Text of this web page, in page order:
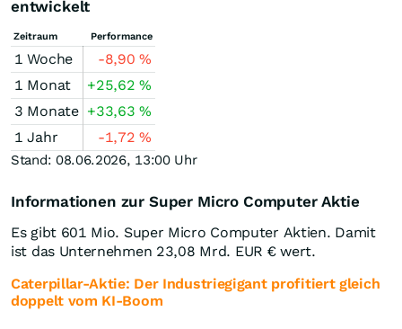
entwickelt
Zeitraum Performance
1 Woche -8,90%
1 Monat
+25,62%
3 Monate +33,63%
1 Jahr
-1,72%
Stand: 08.06.2026, 13:00 Uhr
Informationen zur Super Micro Computer Aktie
Es gibt 601 Mio. Super Micro Computer Aktien. Damit
ist das Unternehmen 23,08 Mrd. EUR € wert.
Caterpillar-Aktie: Der Industriegigant profitiert gleich
doppelt vom KI-Boom